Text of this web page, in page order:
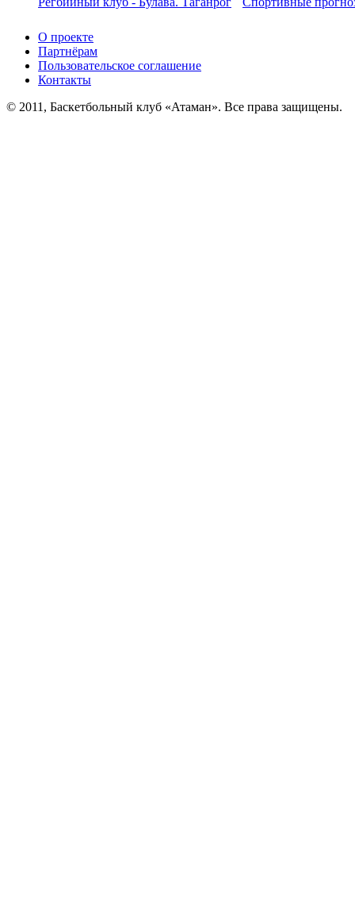
О проекте
Партнёрам
Пользовательское соглашение
Контакты
© 2011, Баскетбольный клуб «Атаман». Все права защищены.